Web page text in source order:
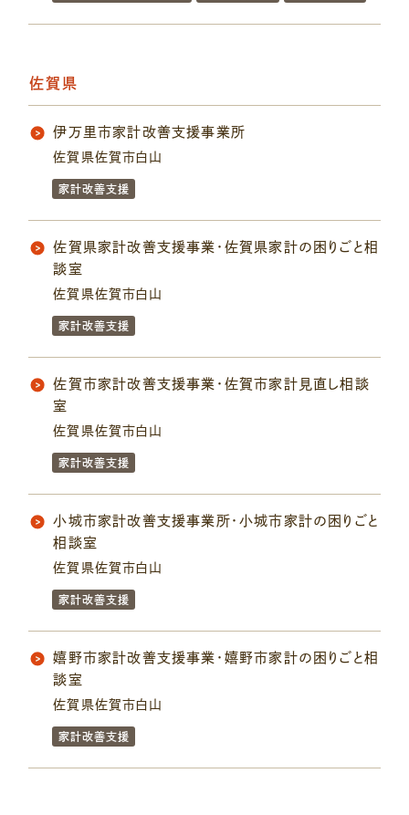
佐賀県
伊万里市家計改善支援事業所
佐賀県佐賀市白山
家計改善支援
佐賀県家計改善支援事業・佐賀県家計の困りごと相
談室
佐賀県佐賀市白山
家計改善支援
佐賀市家計改善支援事業・佐賀市家計見直し相談
室
佐賀県佐賀市白山
家計改善支援
小城市家計改善支援事業所・小城市家計の困りごと
相談室
佐賀県佐賀市白山
家計改善支援
嬉野市家計改善支援事業・嬉野市家計の困りごと相
談室
佐賀県佐賀市白山
家計改善支援